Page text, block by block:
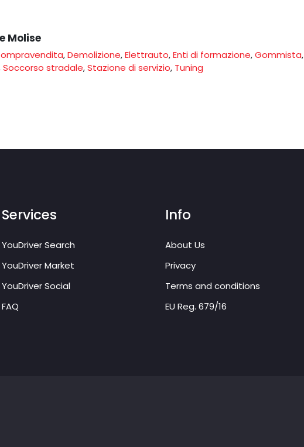
Molise
,Demolizione,Elettrauto,Enti di formazione,Gommista,
Soccorso stradale,Stazione di servizio, Tuning
Services
YouDriver Search
YouDriver Market
YouDriver Social
FAQ
Info
About Us
Privacy
Terms and conditions
EU Reg. 679/16